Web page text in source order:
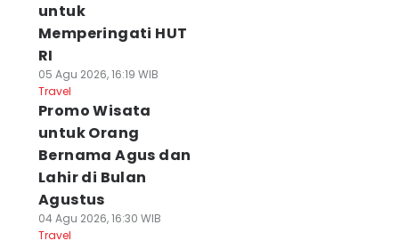
untuk
Memperingati HUT
RI
05 Agu 2026, 16:19 WIB
Travel
Promo Wisata
untuk Orang
Bernama Agus dan
Lahir di Bulan
Agustus
04 Agu 2026, 16:30 WIB
Travel